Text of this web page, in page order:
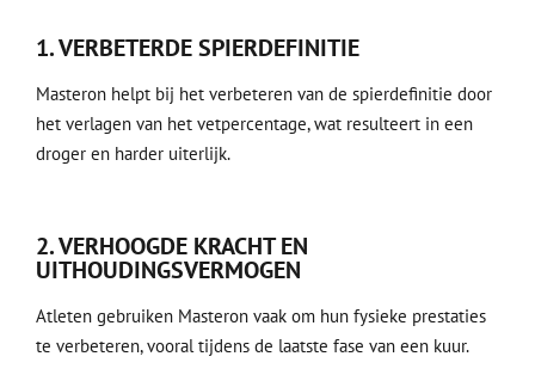
1. VERBETERDE SPIERDEFINITIE
Masteron helpt bij het verbeteren van de spierdefinitie door
het verlagen van het vetpercentage, wat resulteert in een
droger en harder uiterlijk.
2. VERHOOGDE KRACHT EN
UITHOUDINGSVERMOGEN
Atleten gebruiken Masteron vaak om hun fysieke prestaties
te verbeteren, vooral tijdens de laatste fase van een kuur.